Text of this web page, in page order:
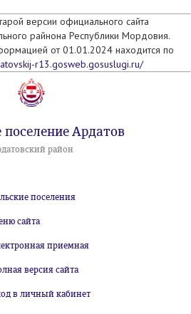
версии официального сайта
райнона Республики Мордовия.
от 01.01.2024 находится по
r13.gosweb.gosuslugi.ru/
поселение Ардатов
район
поселения
сайта
приемная
версия сайта
в личный кабинет